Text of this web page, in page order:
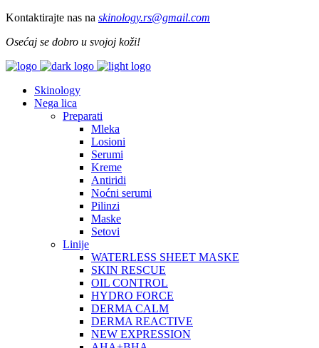
Kontaktirajte nas na skinology.rs@gmail.com
Osećaj se dobro u svojoj koži!
Skinology
Nega lica
Preparati
Mleka
Losioni
Serumi
Kreme
Antiridi
Noćni serumi
Pilinzi
Maske
Setovi
Linije
WATERLESS SHEET MASKE
SKIN RESCUE
OIL CONTROL
HYDRO FORCE
DERMA CALM
DERMA REACTIVE
NEW EXPRESSION